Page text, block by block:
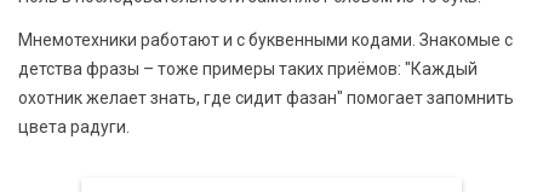
Мнемотехники работают и с буквенными кодами. Знакомые с
детства фразы – тоже примеры таких приёмов: "Каждый
охотник желает знать, где сидит фазан" помогает запомнить
цвета радуги.